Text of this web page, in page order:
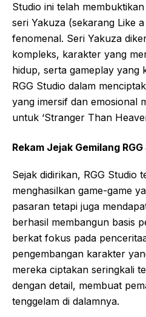
Studio ini telah
seri Yakuza (sekarang Like
fenomenal. Seri Yakuza
kompleks, karakter yang
hidup, serta gameplay yang
RGG Studio dalam
yang imersif dan emosional
untuk ‘Stranger Than
Rekam Jejak Gemilang
Sejak didirikan, RGG Studio
menghasilkan game-game
pasaran tetapi juga
berhasil membangun basis
berkat fokus pada
pengembangan karakter
mereka ciptakan seringkali
dengan detail, membuat
tenggelam di dalamnya.